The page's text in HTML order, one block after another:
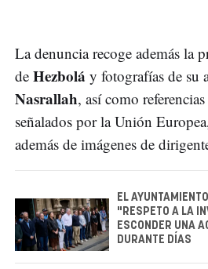
La denuncia recoge además la
de Hezbolá y fotografías de su
Nasrallah, así como
señalados por la Unión
además de imágenes de
EL
"RESPETO A LA
ESCONDER UNA
DURANTE DÍAS